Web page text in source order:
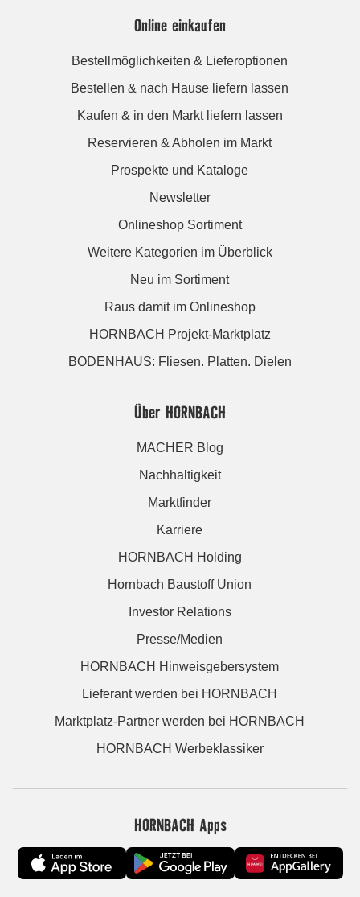
Online einkaufen
Bestellmöglichkeiten & Lieferoptionen
Bestellen & nach Hause liefern lassen
Kaufen & in den Markt liefern lassen
Reservieren & Abholen im Markt
Prospekte und Kataloge
Newsletter
Onlineshop Sortiment
Weitere Kategorien im Überblick
Neu im Sortiment
Raus damit im Onlineshop
HORNBACH Projekt-Marktplatz
BODENHAUS: Fliesen. Platten. Dielen
Über HORNBACH
MACHER Blog
Nachhaltigkeit
Marktfinder
Karriere
HORNBACH Holding
Hornbach Baustoff Union
Investor Relations
Presse/Medien
HORNBACH Hinweisgebersystem
Lieferant werden bei HORNBACH
Marktplatz-Partner werden bei HORNBACH
HORNBACH Werbeklassiker
HORNBACH Apps